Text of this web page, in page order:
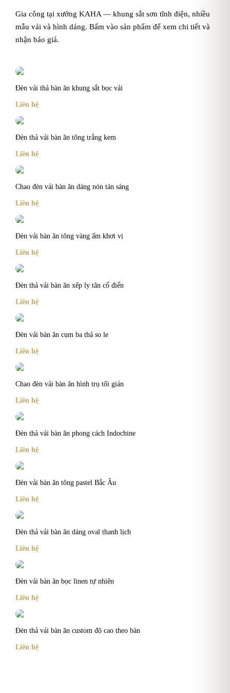
Gia công tại xưởng KAHA — khung sắt sơn tĩnh điện, nhiều
mẫu vải và hình dáng. Bấm vào sản phẩm để xem chi tiết và
nhận báo giá.
Đèn vải thả bàn ăn khung sắt bọc vải
Liên hệ
Đèn thả vải bàn ăn tông trắng kem
Liên hệ
Chao đèn vải bàn ăn dáng nón tán sáng
Liên hệ
Đèn vải bàn ăn tông vàng ấm khơi vị
Liên hệ
Đèn thả vải bàn ăn xếp ly tân cổ điển
Liên hệ
Đèn vải bàn ăn cụm ba thả so le
Liên hệ
Chao đèn vải bàn ăn hình trụ tối giản
Liên hệ
Đèn thả vải bàn ăn phong cách Indochine
Liên hệ
Đèn vải bàn ăn tông pastel Bắc Âu
Liên hệ
Đèn thả vải bàn ăn dáng oval thanh lịch
Liên hệ
Đèn vải bàn ăn bọc linen tự nhiên
Liên hệ
Đèn thả vải bàn ăn custom độ cao theo bàn
Liên hệ